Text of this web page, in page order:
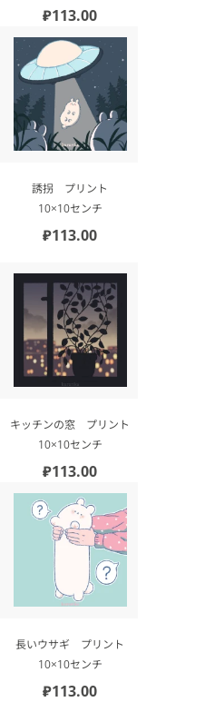
₽113.00
誘拐 プリント
10×10センチ
₽113.00
キッチンの窓 プリント
10×10センチ
₽113.00
長いウサギ プリント
10×10センチ
₽113.00